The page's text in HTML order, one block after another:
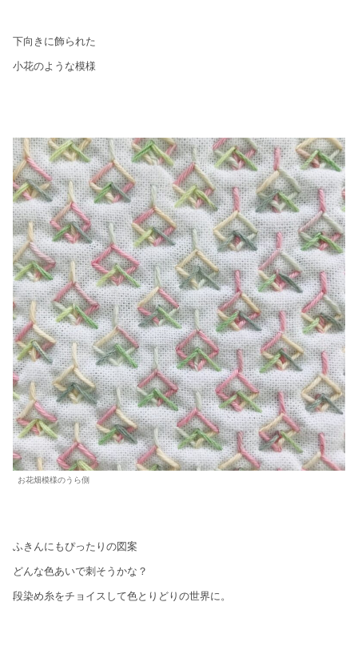
下向きに飾られた
小花のような模様
お花畑模様のうら側
ふきんにもぴったりの図案
どんな色あいで刺そうかな？
段染め糸をチョイスして色とりどりの世界に。